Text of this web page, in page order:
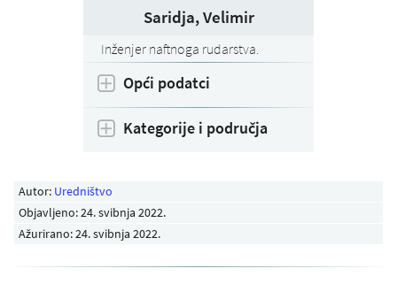
Autor: Uredništvo
Objavljeno:24. svibnja 2022.
Ažurirano: 24. svibnja 2022.
Saridja, Velimir
Inženjer naftnoga rudarstva.
Opći podatci
Kategorije i područja